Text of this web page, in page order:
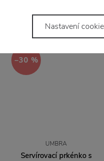
−30 %
UMBRA
Servírovací prkénko s
Nastavení